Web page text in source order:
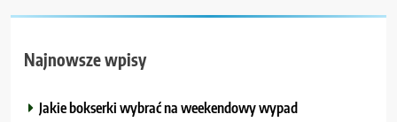
Najnowsze wpisy
Jakie bokserki wybrać na weekendowy wypad